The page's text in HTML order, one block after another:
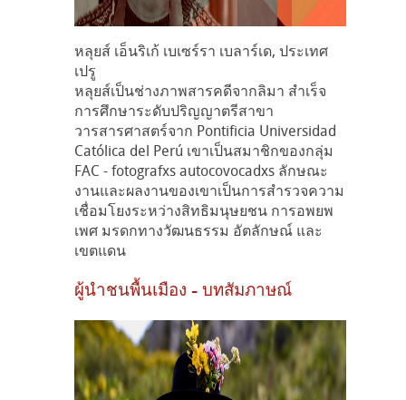
หลุยส์ เอ็นริเก้ เบเซร์รา เบลาร์เด, ประเทศ
เปรู
หลุยส์เป็นช่างภาพสารคดีจากลิมา สำเร็จ
การศึกษาระดับปริญญาตรีสาขา
วารสารศาสตร์จาก Pontificia Universidad
Católica del Perú เขาเป็นสมาชิกของกลุ่ม
FAC - fotografxs autocovocadxs ลักษณะ
งานและผลงานของเขาเป็นการสำรวจความ
เชื่อมโยงระหว่างสิทธิมนุษยชน การอพยพ
เพศ มรดกทางวัฒนธรรม อัตลักษณ์ และ
เขตแดน
ผู้นำชนพื้นเมือง - บทสัมภาษณ์